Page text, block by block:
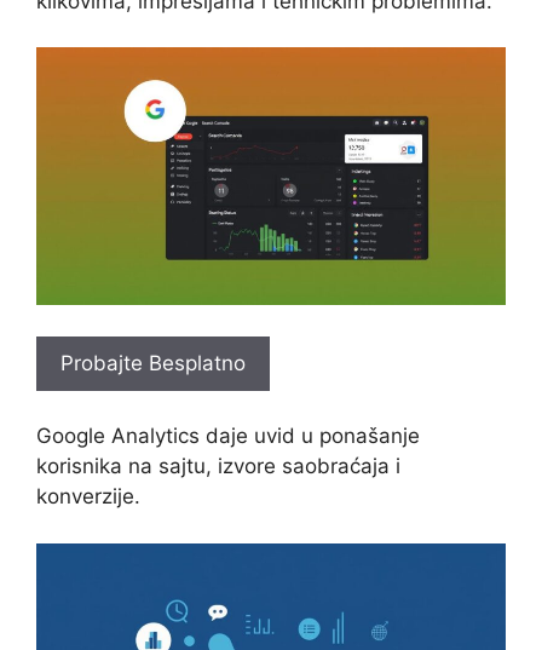
Probajte Besplatno
Google Analytics daje uvid u ponašanje
korisnika na sajtu, izvore saobraćaja i
konverzije.